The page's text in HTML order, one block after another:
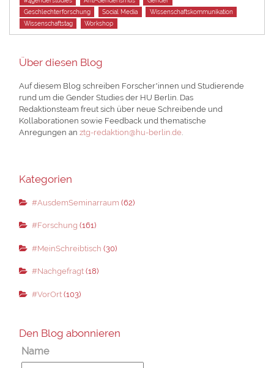
Geschlechterforschung
Social Media
Wissenschaftskommunikation
Wissenschaftstag
Workshop
Über diesen Blog
Auf diesem Blog schreiben Forscher*innen und Studierende
rund um die Gender Studies der HU Berlin. Das
Redaktionsteam freut sich über neue Schreibende und
Kollaborationen sowie Feedback und thematische
Anregungen anztg-redaktion@hu-berlin.de
Kategorien
#AusdemSeminarraum (62)
#Forschung (161)
#MeinSchreibtisch (30)
#Nachgefragt(18)
#VorOrt(103)
Den Blog abonnieren
Name